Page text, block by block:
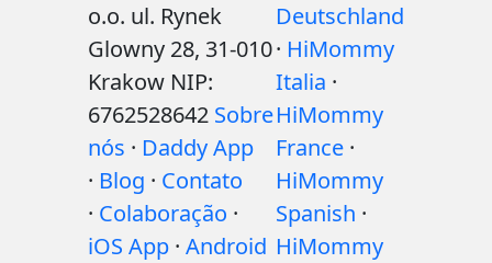
o.o. ul. Rynek
Glowny 28, 31-010
Krakow NIP:
6762528642 Sobre
nós · Daddy App
· Blog · Contato
· Colaboração ·
iOS App · Android
Deutschland
· HiMommy
Italia ·
HiMommy
France ·
HiMommy
Spanish ·
HiMommy